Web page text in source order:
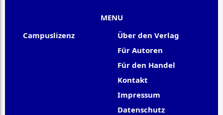
MENU
Campuslizenz
Über den Verlag
Für Autoren
Für den Handel
Kontakt
Impressum
Datenschutz